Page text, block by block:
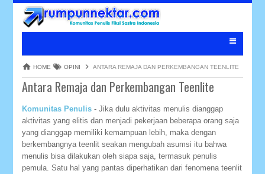
HOME OPINI ANTARA REMAJA DAN PERKEMBANGAN TEENLITE
Antara Remaja dan Perkembangan Teenlite
Komunitas Penulis - Jika dulu aktivitas menulis dianggap
aktivitas yang elitis dan menjadi pekerjaan beberapa orang saja
yang dianggap memiliki kemampuan lebih, maka dengan
berkembangnya teenlit seakan mengubah asumsi itu bahwa
menulis bisa dilakukan oleh siapa saja, termasuk penulis
pemula. Satu hal yang pantas diperhatikan dari fenomena teenlit